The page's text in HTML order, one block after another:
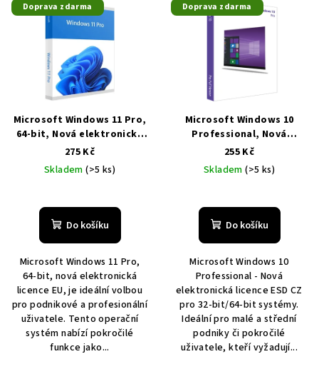
Doprava zdarma
Microsoft Windows 11 Pro,
64-bit, Nová elektronická
licence, EULevně, Doprava
zdarma
275 Kč
Skladem(>5 ks)
Do košíku
Microsoft Windows 11 Pro,
64-bit, nová elektronická
licence EU, je ideální volbou
pro podnikové a profesionální
uživatele. Tento operační
systém nabízí pokročilé
funkce jako...
Doprava zdarma
Microsoft Windows 10
Professional, Nová
elektronická licence, ESD
CZ 32-bit/64-bitLevně,
Doprava zdarma
255 Kč
Skladem(>5 ks)
Do košíku
Microsoft Windows 10
Professional - Nová
elektronická licence ESD CZ
pro 32-bit/64-bit systémy.
Ideální pro malé a střední
podniky či pokročilé
uživatele, kteří vyžadují...